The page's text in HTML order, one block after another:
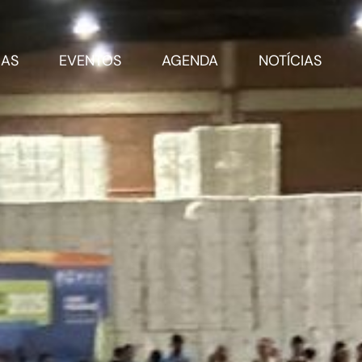
EVENTOS AGENDA NOTÍCIAS